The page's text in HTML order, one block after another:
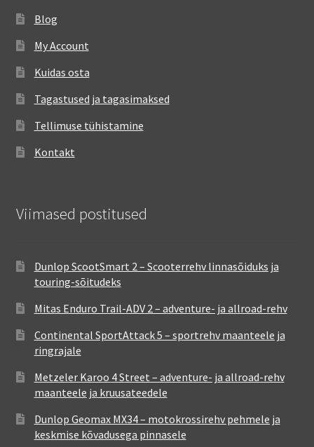
Blog
My Account
Kuidas osta
Tagastused ja tagasimaksed
Tellimuse tühistamine
Kontakt
Viimased postitused
Dunlop ScootSmart 2 – Scooterrehv linnasõiduks ja
touring-sõitudeks
Mitas Enduro Trail-ADV 2 – adventure- ja allroad-rehv
Continental SportAttack 5 – sportrehv maanteele ja
ringrajale
Metzeler Karoo 4 Street – adventure- ja allroad-rehv
maanteele ja kruusateedele
Dunlop Geomax MX34 – motokrossirehv pehmele ja
keskmise kõvadusega pinnasele